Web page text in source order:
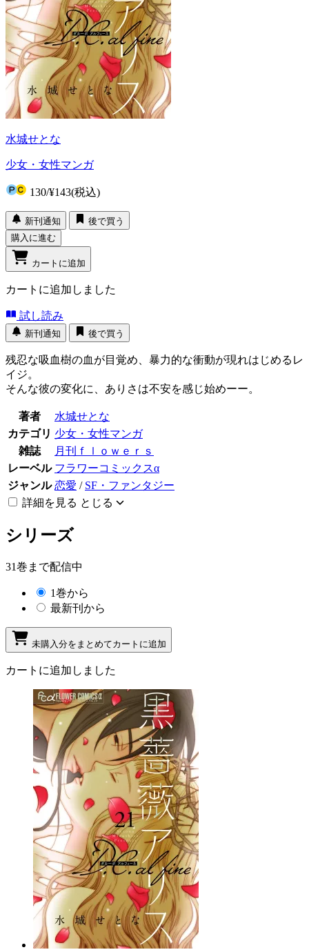
水城せとな
少女・女性マンガ
130/¥143(税込)
新刊通知
後で買う
購入に進む
カートに追加
カートに追加しました
試し読み
新刊通知 後で買う
残忍な吸血樹の血が目覚め、暴力的な衝動が現れはじめるレ
イジ。
そんな彼の変化に、ありさは不安を感じ始めーー。
著者
水城せとな
カテゴリ 少女・女性マンガ
雑誌
月刊ｆｌｏｗｅｒｓ
レーベル フラワーコミックスα
ジャンル 恋愛 / SF・ファンタジー
詳細を見る とじる
シリーズ
31巻まで配信中
1巻から
最新刊から
未購入分をまとめてカートに追加
カートに追加しました